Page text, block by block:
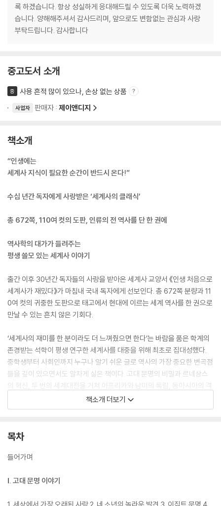
록 하겠습니다. 항상 성실하게 응대해드릴 수 있도록 더욱 노력하겠
습니다. 양해해주셔서 감사드리며, 앞으로도 변함없는 관심과 사랑
부탁드립니다. 감사합니다
중고도서 소개
중 사용 흔적 많이 있으나, 손상 없는 상품
사업자 판매자 : 제이앤디지
책소개
“인생에는
세계사 지식이 필요한 순간이 반드시 온다!”
수십 년간 독자에게 사랑받은 ‘세계사의 클래식’
총 672쪽, 110여 컷의 도판, 인류의 전 역사를 단 한 권에
역사학의 대가가 들려주는
평생 쓸모 있는 세계사 이야기
출간 이후 30년간 독자들의 사랑을 받아온 세계사 교양서 《인생 처음으로
세계사가 재밌다》가 마침내 국내 독자에게 선보인다. 총 672쪽 분량과 11
0여 컷의 귀중한 도판으로 태고에서 현대에 이르는 세계 역사를 한 권으로
만날 수 있는 흔치 않은 기회다.
‘세계사의 재미를 한 분이라도 더 느껴줬으면 한다’는 바람을 품은 학계의
존경받는 석학이 평생 연구한 세계사를 대중을 위해 최초로 집대성했다.
중학생부터 사회인까지 누구나 알기 쉬운 글로 역사의 가장 중요한 변곡점
들을 깊이 있으면서도 알차게 실은 책이다. 고대 문명의 비밀과 르네상스
의 혁신, 두 번의 세계대전을 거쳐 아프리카와 남미의 독립, 동아시아의 격
동으로 이어지는 전 지구적 문명사가 짜임새 있는 흐름으로 펼쳐진다. 이
해를 돕는 그림자료는 역사적 장면을 생생히 느낄 수 있도록 엄선되었다.
“르네상스는 1000년 동안 억눌린 중세인의 마음이 내부로 초집중된 결과
질적인 통찰을 곳곳에 녹인 대가의 필치는 책의 백미다. 단두대로 향하던
서양을 동경했던 러시아 황제는 사실 투박한 오두막에서 술잔을 기울이는
계사’가 아니라 인간이 살아온 생생한 냄새가 느껴지는 ‘정취 있는 세계
책소개 더보기
목차
들어가며
Ⅰ. 고대 문명 이야기